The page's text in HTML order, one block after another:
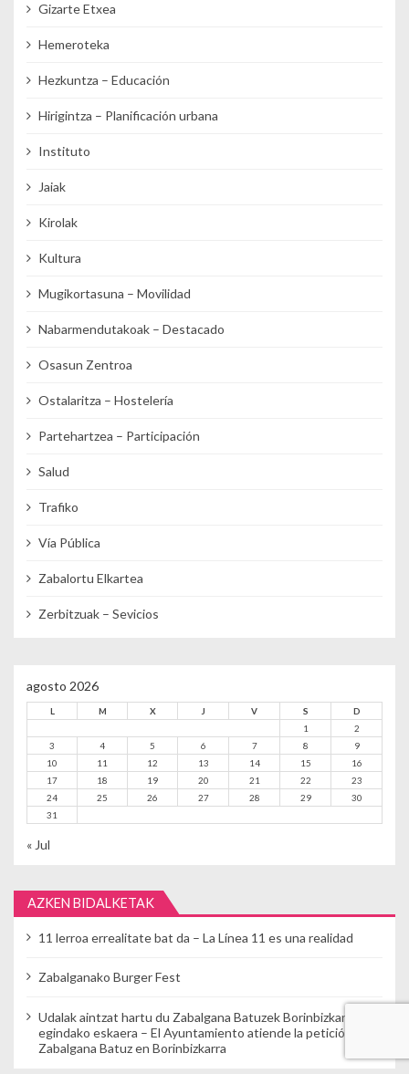
Gizarte Etxea
Hemeroteka
Hezkuntza – Educación
Hirigintza – Planificación urbana
Instituto
Jaiak
Kirolak
Kultura
Mugikortasuna – Movilidad
Nabarmendutakoak – Destacado
Osasun Zentroa
Ostalaritza – Hostelería
Partehartzea – Participación
Salud
Trafiko
Vía Pública
Zabalortu Elkartea
Zerbitzuak – Sevicios
agosto 2026
L M X J V S
D
1
2
3
4 5 6 7 8
9
10
11 12 13 14 15
16
17
18 19 20 21 22
23
24
25 26 27 28 29
30
31
« Jul
AZKEN BIDALKETAK
11 lerroa errealitate bat da – La Línea 11 es una realidad
Zabalganako Burger Fest
Udalak aintzat hartu du Zabalgana Batuzek Borinbizkarran
egindako eskaera – El Ayuntamiento atiende la petición de
Zabalgana Batuz en Borinbizkarra